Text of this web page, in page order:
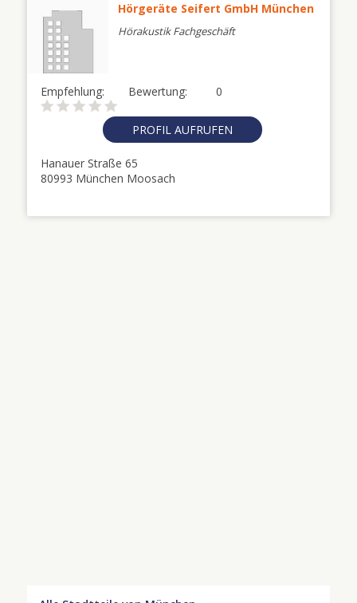
Hörgeräte Seifert GmbH München
Hörakustik Fachgeschäft
Empfehlung: 0
Bewertung:
PROFIL AUFRUFEN
Hanauer Straße 65
80993 München Moosach